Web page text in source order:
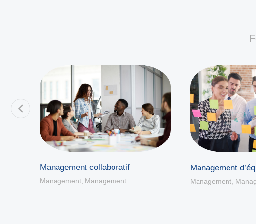
Management collaboratif
Management Management
Management
Management,